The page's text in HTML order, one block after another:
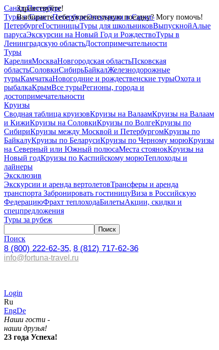
Здравствуйте!
Выбираете себе увлекательную поездку? Могу помочь!
Санкт-Петербург
Туры в Санкт-ПетербургЭкскурсии в Санкт-
ПетербургеГостиницыТуры для школьниковВыпускнойАлые
парусаЭкскурсии на Новый Год и РождествоТуры в
Ленинградскую областьДостопримечательности
Туры
КарелияМоскваНовгородская областьПсковская
областьСоловкиСибирьБайкалЖелезнодорожные
турыКамчаткаНовогодние и рождественские турыОхота и
рыбалкаКрымВсе турыРегионы, города и
достопримечательности
Круизы
Сводная таблица круизовКруизы на ВалаамКруизы на Валаам
и КижиКруизы на СоловкиКруизы по ВолгеКруизы по
СибириКруизы между Москвой и ПетербургомКруизы по
БайкалуКруизы по БеларусиКруизы по Черному морюКруизы
на Северный или Южный полюсаМеста стоянокКруизы на
Новый годКруизы по Каспийскому морюТеплоходы и
лайнеры
Эксклюзив
Экскурсии и аренда вертолетовТрансферы и аренда
транспорта Забронировать гостиницуВиза в Российскую
ФедерациюФрахт теплоходаБилетыАкции, скидки и
спецпредложения
Туры за рубеж
Поиск
8 (800) 222-62-35, 8 (812) 717-62-36
info@fortuna-travel.ru
Login
Ru
EngDe
Наши гости -
наши друзья!
23 года Успеха!